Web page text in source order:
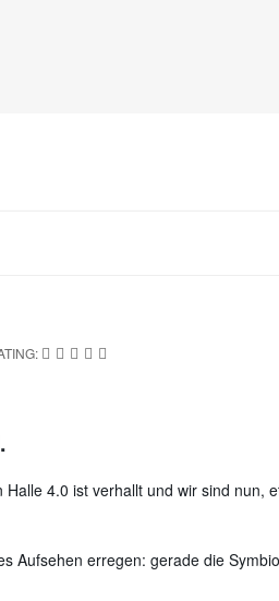
4.0 ist verhallt und wir sind nun,
Aufsehen erregen: gerade die